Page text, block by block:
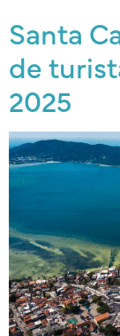
Santa
de
2025